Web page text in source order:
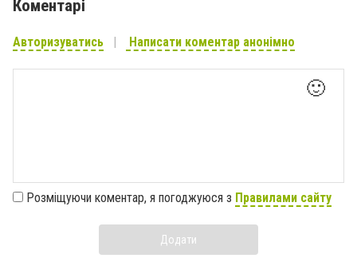
Коментарі
Авторизуватись Написати коментар анонімно
🙂
Розміщуючи коментар, я погоджуюся з Правилами сайту
Додати